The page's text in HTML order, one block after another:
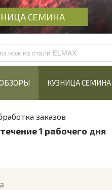
СЕМИНА
КУЗНИЦА СЕМИНА
заказов
1 рабочего дня